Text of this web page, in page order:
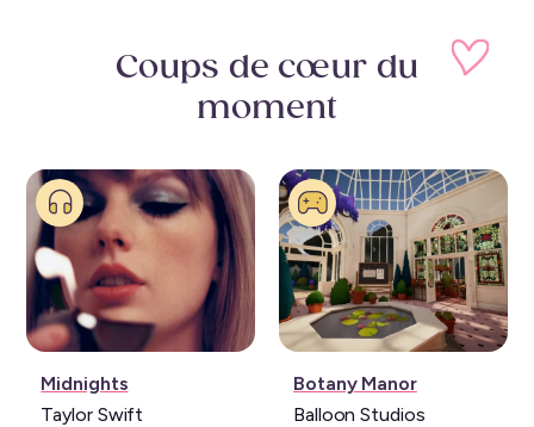
Coups de cœur du
moment
Musique:
Midnights
Taylor Swift
Jeu
vidéo:
Botany Manor
Balloon Studios